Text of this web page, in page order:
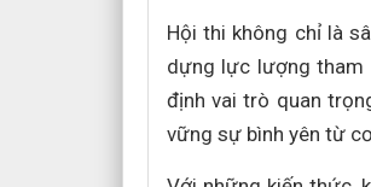
Hội thi không chỉ là
dựng lực lượng tham
định vai trò quan
vững sự bình yên từ